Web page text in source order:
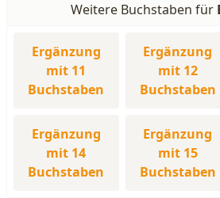
Weitere Buchstaben für
Ergänzung
mit 11
Buchstaben
Ergänzung
mit 12
Buchstaben
Ergänzung
mit 14
Buchstaben
Ergänzung
mit 15
Buchstaben